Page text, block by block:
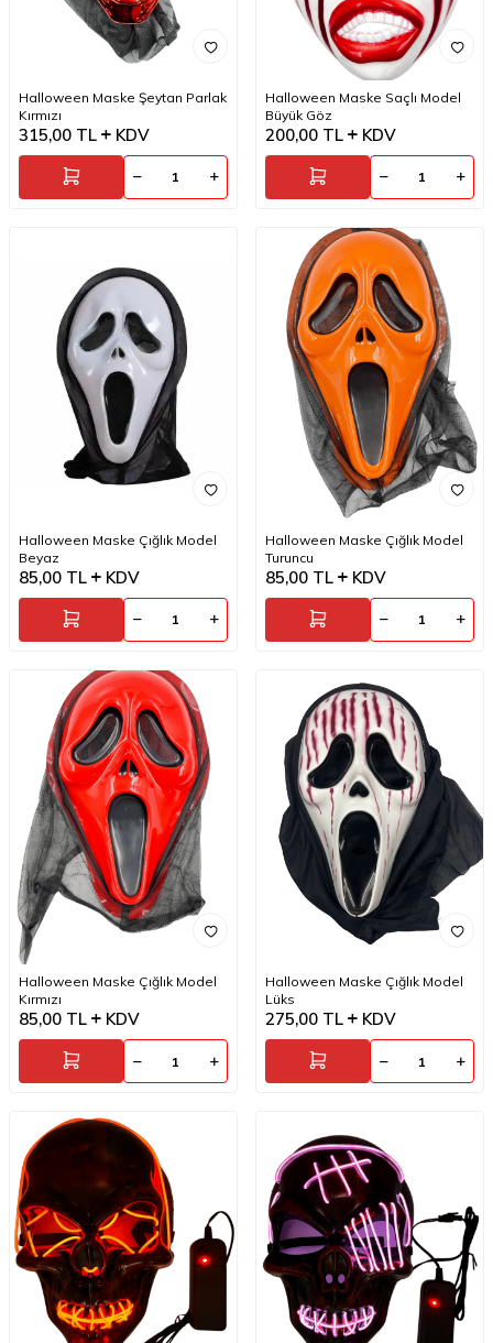
Halloween Maske Şeytan Parlak
Kırmızı
315,00 TL KDV
Halloween Maske Saçlı Model
Büyük Göz
200,00 TL KDV
Halloween Maske Çığlık Model
Beyaz
85,00 TL KDV
Halloween Maske Çığlık Model
Turuncu
85,00 TL KDV
Halloween Maske Çığlık Model
Kırmızı
85,00 TL KDV
Halloween Maske Çığlık Model
Lüks
275,00 TL KDV